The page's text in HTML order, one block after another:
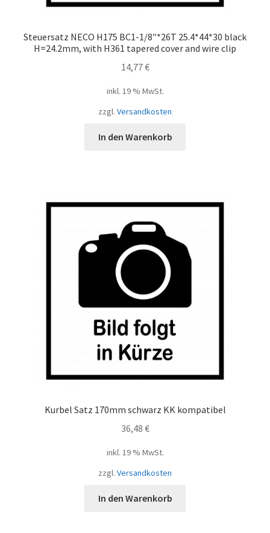
Steuersatz NECO H175 BC1-1/8″*26T 25.4*44*30 black
H=24.2mm, with H361 tapered cover and wire clip
14,77€
inkl. 19 % MwSt.
zzgl. Versandkosten
In den Warenkorb
Kurbel Satz 170mm schwarz KK kompatibel
36,48 €
inkl. 19 % MwSt.
zzgl. Versandkosten
In den Warenkorb